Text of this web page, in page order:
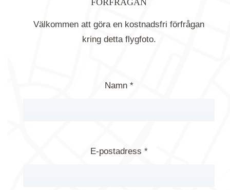
Välkommen att göra en kostnadsfri förfrågan
kring detta flygfoto.
Namn *
E-postadress *